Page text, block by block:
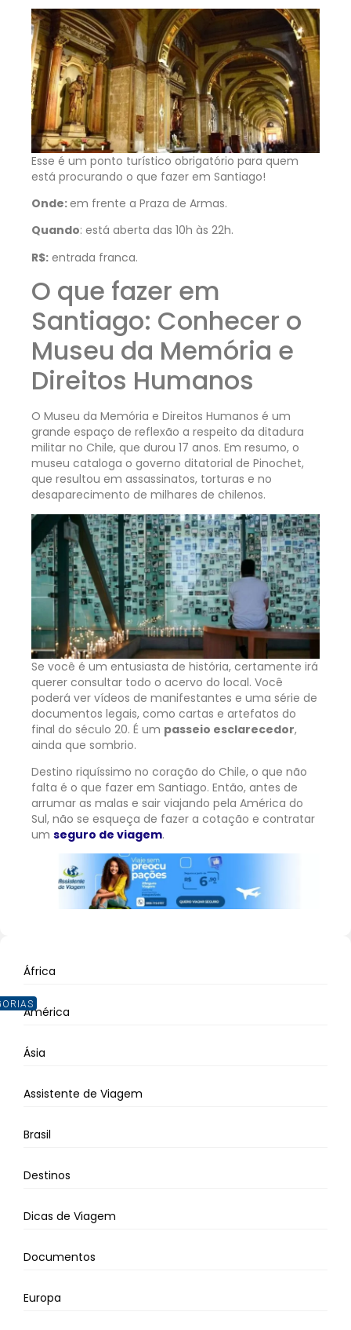
Esse é um ponto turístico obrigatório para quem
está procurando o que fazer em Santiago!
Onde:em frente a Praza de Armas.
Quando: está aberta das 10h às 22h.
R$: entrada franca.
O que fazer em
Santiago: Conhecer o
Museu da Memória e
Direitos Humanos
O Museu da Memória e Direitos Humanos é um
grande espaço de reflexão a respeito da ditadura
militar no Chile, que durou 17 anos. Em resumo, o
museu cataloga o governo ditatorial de Pinochet,
que resultou em assassinatos, torturas e no
desaparecimento de milhares de chilenos.
Se você é um entusiasta de história, certamente irá
querer consultar todo o acervo do local. Você
poderá ver vídeos de manifestantes e uma série de
documentos legais, como cartas e artefatos do
final do século 20. É um passeio esclarecedor,
ainda que sombrio.
Destino riquíssimo no coração do Chile, o que não
falta é o que fazer em Santiago. Então, antes de
arrumar as malas e sair viajando pela América do
Sul, não se esqueça de fazer a cotação e contratar
um seguro de viagem.
África
América
Ásia
Assistente de Viagem
Brasil
Destinos
Dicas de Viagem
Documentos
Europa